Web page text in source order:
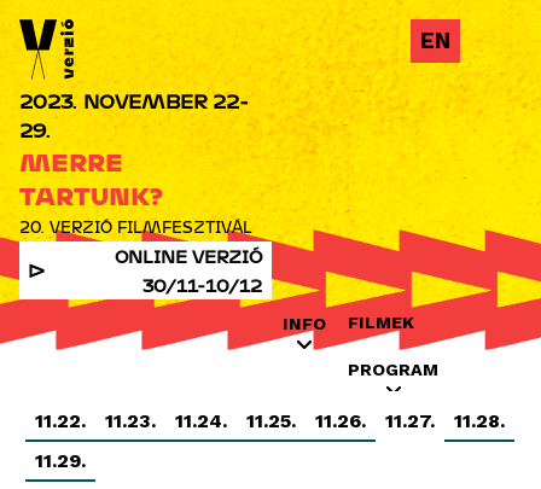
Jump to navigation
INFO FILMEK
PROGRAM
INDUSTRY OKTATÁS
ONLINE VERZIÓ
30/11-10/12
MERRE
TARTUNK?
20. VERZIÓ FILMFESZTIVÁL
2023. NOVEMBER 22-
29.
11.22. 11.23. 11.24. 11.25. 11.26. 11.27.
11.28.
11.29.
EN